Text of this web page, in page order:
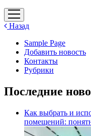
открыть
меню
Назад
Sample Page
Добавить новость
Контакты
Рубрики
Последние
Как выбрать и
помещений: